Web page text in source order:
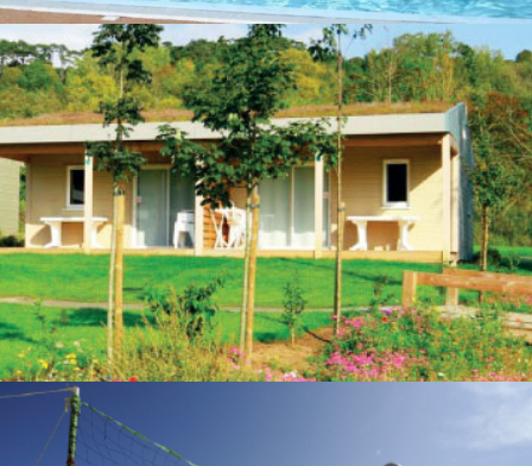
Mesquer – Pays de Guérande
Le Conquérant – Dives sur Mer